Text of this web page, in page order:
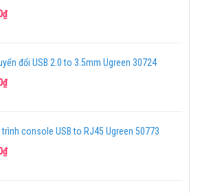
đổi USB 2.0 to 3.5mm Ugreen 30724
trình console USB to RJ45 Ugreen 50773